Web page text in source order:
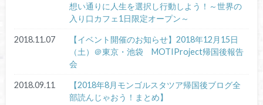
想い通りに人生を選択し行動しよう！～世界の
入り口カフェ1日限定オープン～
2018.11.07
【イベント開催のお知らせ】2018年12月15日
（土）＠東京・池袋 MOTIProject帰国後報告
会
2018.09.11
【2018年8月モンゴルスタツア帰国後ブログ全
部読んじゃおう！まとめ】